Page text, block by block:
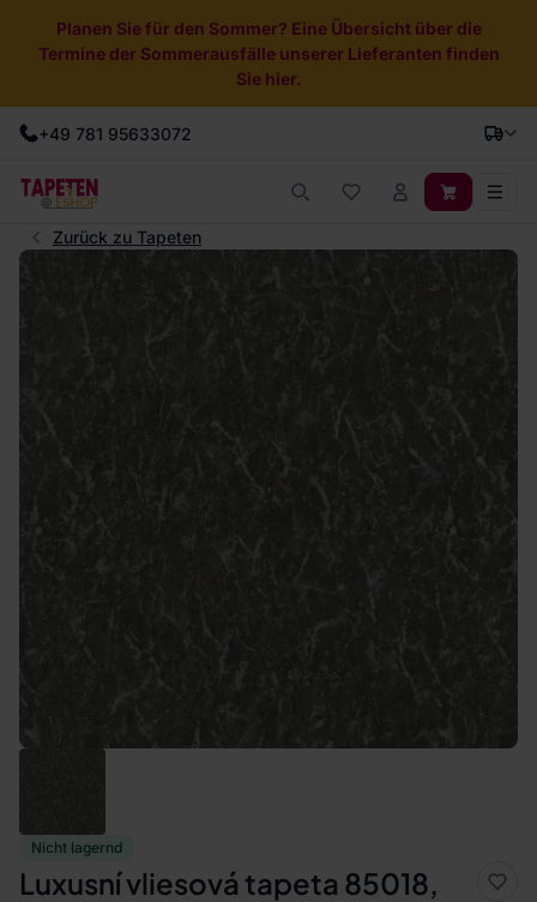
Planen Sie für den Sommer? Eine Übersicht über die
Termine der Sommerausfälle unserer Lieferanten finden
Sie hier.
+49 781 95633072
Zurück zu Tapeten
Nicht lagernd
Luxusní vliesová tapeta 85018,